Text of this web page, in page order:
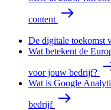
content
De digitale toekomst
Wat betekent de
voor jouw bedrijf?
Wat is Google
bedrijf